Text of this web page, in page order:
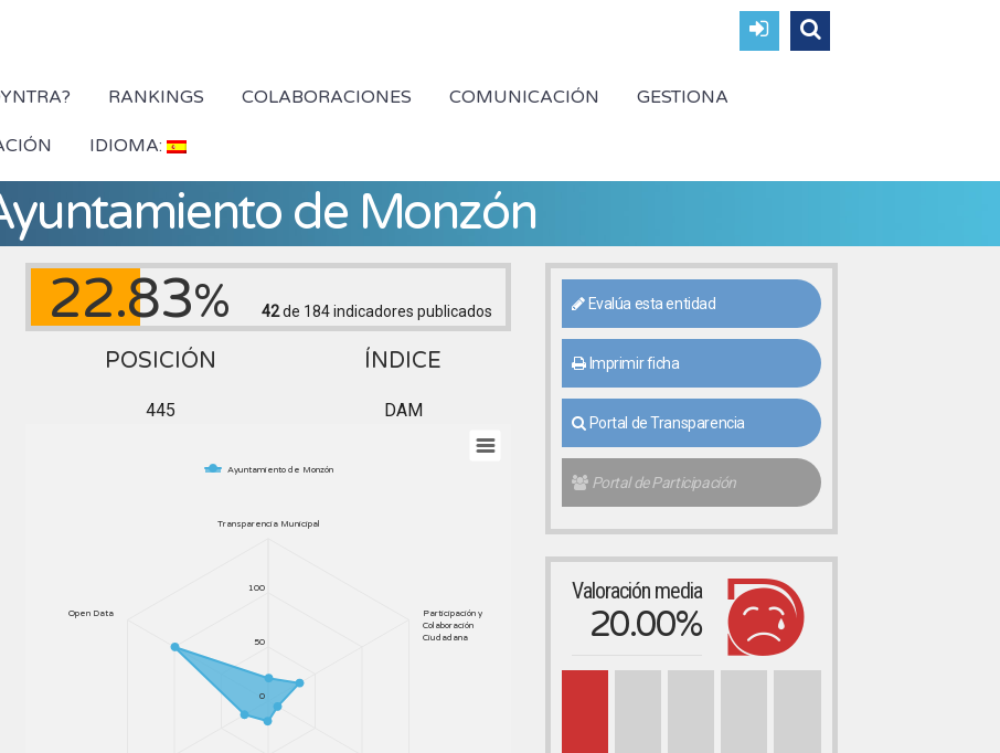
RANKINGS COLABORACIONES COMUNICACIÓN GESTIONA
IDIOMA:
de Monzón
22.83% 42de 184indicadores publicados
POSICIÓN ÍNDICE
445 DAM
Ayuntamiento de Monzón
Transparencia Municipal
Participación y
Colaboración
Ciudadana
Open Data
0
50
100
Evalúa esta entidad
Imprimir ficha
Portal de Transparencia
Portal de Participación
Valoración media
20.00%